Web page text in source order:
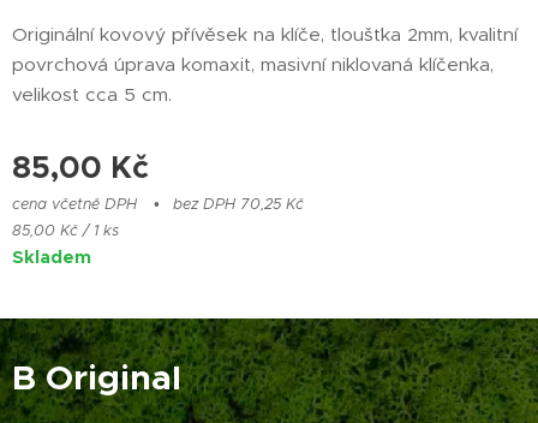
Originální kovový přívěsek na klíče, tloušťka 2mm, kvalitní
povrchová úprava komaxit, masivní niklovaná klíčenka,
velikost cca 5 cm.
85,00 Kč
cena včetně DPH
bez DPH 70,25 Kč
85,00 Kč / 1 ks
Skladem
B Original